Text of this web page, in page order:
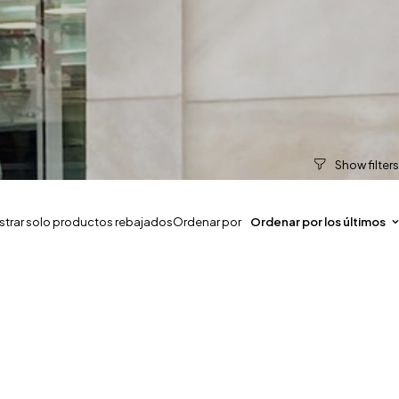
solo productos rebajadosOrdenar por Ordenar por los últimos